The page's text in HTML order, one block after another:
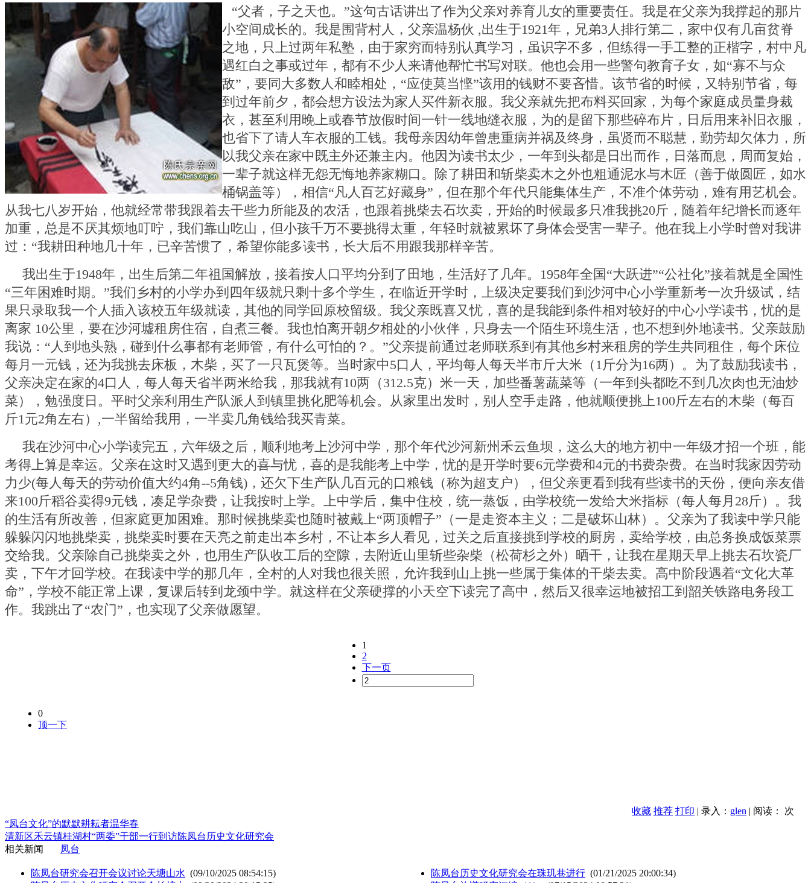
“父者，子之天也。”这句古话讲出了作为父亲对养育儿女的重要责任。我是在父亲为我撑起的那片
小空间成长的。我是围背村人，父亲温杨伙 ,出生于1921年，兄弟3 人排行第二，家中仅有几亩贫脊
之地，只上过两年私塾，由于家穷而特别认真学习，虽识字不多，但练得一手工整的正楷字，村中凡
遇红白之事或过年，都有不少人来请他帮忙书写对联。他也会用一些警句教育子女，如“寡不与众
敌”，要同大多数人和睦相处，“应使莫当悭”该用的钱财不要吝惜。该节省的时候，又特别节省，每
到过年前夕，都会想方设法为家人买件新衣服。我父亲就先把布料买回家，为每个家庭成员量身裁
衣，甚至利用晚上或春节放假时间一针一线地缝衣服，为的是留下那些碎布片，日后用来补旧衣服，
也省下了请人车衣服的工钱。我母亲因幼年曾患重病并祸及终身，虽贤而不聪慧，勤劳却欠体力，所
以我父亲在家中既主外还兼主内。他因为读书太少，一年到头都是日出而作，日落而息，周而复始，
一辈子就这样无怨无悔地养家糊口。除了耕田和斩柴卖木之外也粗通泥水与木匠（善于做圆匠，如水
桶锅盖等），相信“凡人百艺好藏身”，但在那个年代只能集体生产，不准个体劳动，难有用艺机会。
从我七八岁开始，他就经常带我跟着去干些力所能及的农活，也跟着挑柴去石坎卖，开始的时候最多只准我挑20斤，随着年纪增长而逐年
加重，总是不厌其烦地叮咛，我们靠山吃山，但小孩千万不要挑得太重，年轻时就被累坏了身体会受害一辈子。他在我上小学时曾对我讲
过：“我耕田种地几十年，已辛苦惯了，希望你能多读书，长大后不用跟我那样辛苦。
我出生于1948年，出生后第二年祖国解放，接着按人口平均分到了田地，生活好了几年。 1958年全国“大跃进”“公社化”接着就是全国性
“三年困难时期。”我们乡村的小学办到四年级就只剩十多个学生，在临近开学时，上级决定要我们到沙河中心小学重新考一次升级试，结
果只录取我一个人插入该校五年级就读，其他的同学回原校留级。我父亲既喜又忧，喜的是我能到条件相对较好的中心小学读书，忧的是
离家 10公里，要在沙河墟租房住宿，自煮三餐。我也怕离开朝夕相处的小伙伴，只身去一个陌生环境生活，也不想到外地读书。父亲鼓励
我说：“人到地头熟，碰到什么事都有老师管，有什么可怕的？。”父亲提前通过老师联系到有其他乡村来租房的学生共同租住，每个床位
每月一元钱，还为我挑去床板，木柴，买了一只瓦煲等。当时家中5口人，平均每人每天半市斤大米（ 1 斤分为16两）。为了鼓励我读书，
父亲决定在家的4口人，每人每天省半两米给我，那我就有10两（312.5克）米一天，加些番薯蔬菜等（一年到头都吃不到几次肉也无油炒
菜），勉强度日。平时父亲利用生产队派人到镇里挑化肥等机会。从家里出发时，别人空手走路，他就顺便挑上100斤左右的木柴（每百
斤1 元2角左右） ,一半留给我用，一半卖几角钱给我买青菜。
我在沙河中心小学读完五，六年级之后，顺利地考上沙河中学，那个年代沙河新州禾云鱼坝，这么大的地方初中一年级才招一个班，能
考得上算是幸运。父亲在这时又遇到更大的喜与忧，喜的是我能考上中学，忧的是开学时要6元学费和4元的书费杂费。在当时我家因劳动
力少(每人每天的劳动价值大约4角--5角钱) ，还欠下生产队几百元的口粮钱（称为超支户），但父亲更看到我有些读书的天份，便向亲友借
来100斤稻谷卖得9元钱，凑足学杂费，让我按时上学。上中学后，集中住校，统一蒸饭，由学校统一发给大米指标（每人每月 28斤）。我
的生活有所改善，但家庭更加困难。那时候挑柴卖也随时被戴上“两顶帽子”（一是走资本主义；二是破坏山林）。父亲为了我读中学只能
躲躲闪闪地挑柴卖，挑柴卖时要在天亮之前走出本乡村，不让本乡人看见，过关之后直接挑到学校的厨房，卖给学校，由总务换成饭菜票
交给我。父亲除自己挑柴卖之外，也用生产队收工后的空隙，去附近山里斩些杂柴（松荷杉之外）晒干，让我在星期天早上挑去石坎瓷厂
卖，下午才回学校。在我读中学的那几年，全村的人对我也很关照，允许我到山上挑一些属于集体的干柴去卖。高中阶段遇着“文化大革
命”，学校不能正常上课，复课后转到龙颈中学。就这样在父亲硬撑的小天空下读完了高中，然后又很幸运地被招工到韶关铁路电务段工
作。我跳出了“农门”，也实现了父亲做愿望。
1
2
下一页
0
顶一下
收藏 推荐 打印 | 录入： glen | 阅读：
次
“凤台文化”的默默耕耘者温华春
清新区禾云镇桂湖村“两委”干部一行到访陈凤台历史文化研究会
相关新闻
凤台
陈凤台研究会召开会议讨论天塘山水 (09/10/2025 08:54:15)
陈凤台历史文化研究会在珠玑巷进行 (01/21/2025 20:00:34)